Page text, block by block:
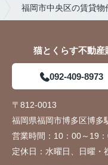
福岡市中央区の賃貸物
猫とくらす不動産
092-409-8973
〒812-0013
福岡県福岡市博多区博多
営業時間： 10：00～19
定休日： 水曜日、日曜・